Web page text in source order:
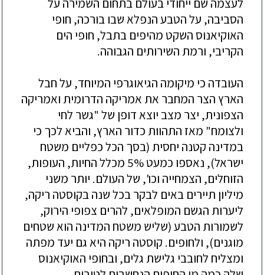
לעצמה שם ייחודיבעולם בתחום השמירה על
הסביבה, עלהטבעהנפלאשבובורכה, חופי
האוקיאנוס השקט מהיפים בתבל, חופי הים
הקריבי, ורמת השירותים הגבוהה.
העובדה כי מיקומה הגיאוגרפי המיוחד, עלחבל
הארץ הצר המחבר את אמריקה הדרומית ואמריקה
הצפונית, יצר מצב יוצאדופן של "גשר לחי
ולצומח" מאז התהוות כדור הארץ, והביאלכך כי
במדינה קטנה יחסית (בסך הכלכפליים משטח
ישראל), נאספו כמעט5% מכללהחיות, העופות,
הזוחלים, הצמחייה וכו', שלהעולם. יותר משני
מיליון תיירים באים לבקרבכלשנהבקוסטה ריקה,
ליערות הגשם המופלאים, להרים צפופי הירוק,
לשמורות הטבע(שליש משטח המדינה הואשטחים
מוגנים), ולחופים. קוסטה ריקה היאגם יעד מפתה
ומצליח לחובבי גלישת גלים, ובחופי האוקיאנוס